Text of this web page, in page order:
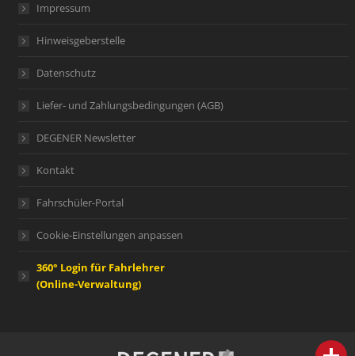
Impressum
Hinweisgeberstelle
Datenschutz
Liefer- und Zahlungsbedingungen (AGB)
DEGENER Newsletter
Kontakt
Fahrschüler-Portal
Cookie-Einstellungen anpassen
360° Login für Fahrlehrer
(Online-Verwaltung)
person IHR FACHBERATER